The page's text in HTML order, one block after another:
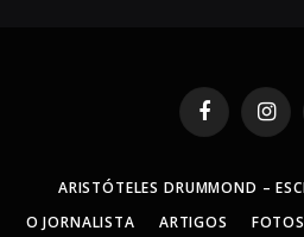
Facebook
ARISTÓTELES DRUMMOND –
O JORNALISTA
ARTIGOS FOTOS